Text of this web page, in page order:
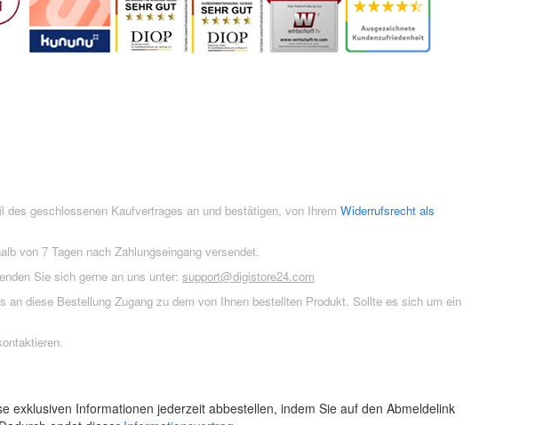
des geschlossenen Kaufvertrages an und bestätigen, von Ihrem Widerrufsrecht als
von 7 Tagen nach Zahlungseingang versendet.
Sie sich gerne an uns unter: support@digistore24.com
diese Bestellung Zugang zu dem von Ihnen bestellten Produkt. Sollte es sich um ein
exklusiven Informationen jederzeit abbestellen, indem Sie auf den Abmeldelink